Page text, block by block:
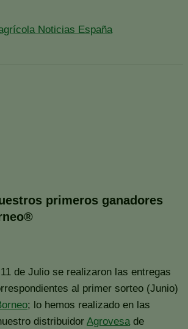
primeros ganadores
de Julio se realizaron las entregas
al primer sorteo (Junio)
; lo hemos realizado en las
distribuidor Agrovesade